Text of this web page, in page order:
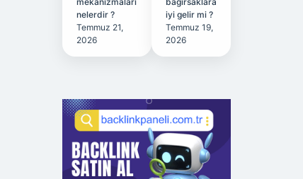
nelerdir ?
Temmuz 21,
2026
iyi gelir mi ?
Temmuz 19,
2026